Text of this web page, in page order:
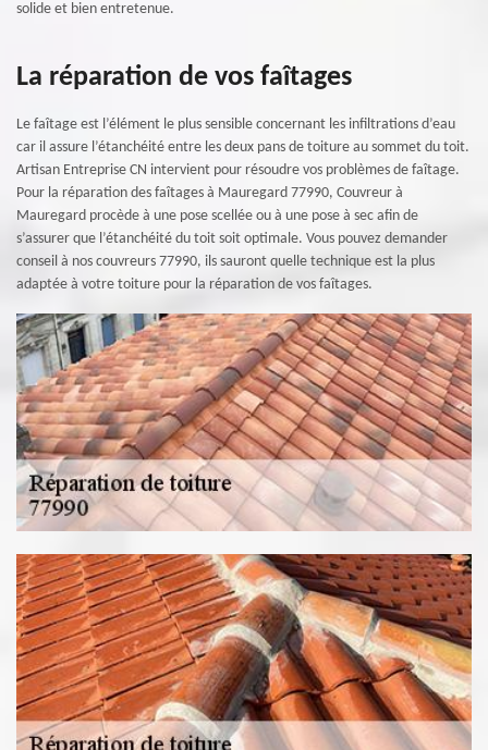
solide et bien entretenue.
La réparation de vos faîtages
Le faîtage est l’élément le plus sensible concernant les infiltrations d’eau
car il assure l’étanchéité entre les deux pans de toiture au sommet du toit.
Artisan Entreprise CN intervient pour résoudre vos problèmes de faîtage.
Pour la réparation des faîtages à Mauregard 77990, Couvreur à
Mauregard procède à une pose scellée ou à une pose à sec afin de
s’assurer que l’étanchéité du toit soit optimale. Vous pouvez demander
conseil à nos couvreurs 77990, ils sauront quelle technique est la plus
adaptée à votre toiture pour la réparation de vos faîtages.